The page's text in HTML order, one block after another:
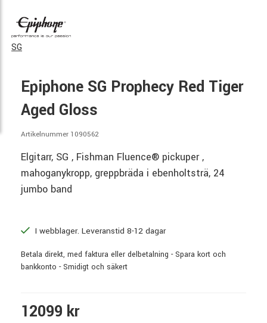
SG
Epiphone SG Prophecy Red Tiger
Aged Gloss
Artikelnummer 1090562
Elgitarr, SG , Fishman Fluence® pickuper ,
mahoganykropp, greppbräda i ebenholtsträ, 24
jumbo band
I webblager. Leveranstid 8-12 dagar
Betala direkt, med faktura eller delbetalning - Spara kort och
bankkonto - Smidigt och säkert
12099 kr